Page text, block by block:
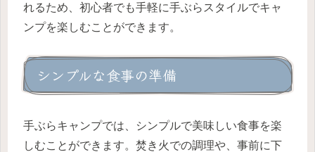
れるため、初心者でも手軽に手ぶらスタイルでキャ
ンプを楽しむことができます。
シンプルな食事の準備
手ぶらキャンプでは、シンプルで美味しい食事を楽
しむことができます。焚き火での調理や、事前に下